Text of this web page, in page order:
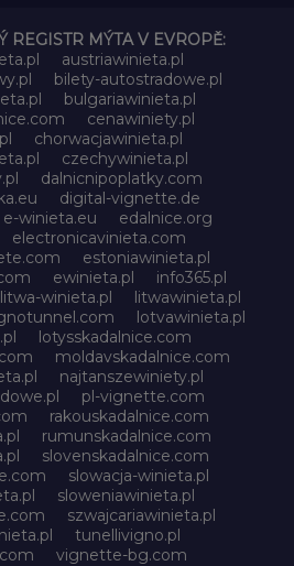
REGISTR MÝTA V EVROPĚ:
austriawinieta.pl
bilety-autostradowe.pl
bulgariawinieta.pl
cenawiniety.pl
chorwacjawinieta.pl
czechywinieta.pl
dalnicnipoplatky.com
digital-vignette.de
e-winieta.eu
edalnice.org
electronicavinieta.com
estoniawinieta.pl
ewinieta.pl
info365.pl
litwa-winieta.pl
litwawinieta.pl
lotvawinieta.pl
lotysskadalnice.com
moldavskadalnice.com
najtanszewiniety.pl
pl-vignette.com
rakouskadalnice.com
rumunskadalnice.com
slovenskadalnice.com
slowacja-winieta.pl
sloweniawinieta.pl
szwajcariawinieta.pl
tunellivigno.pl
vignette-bg.com